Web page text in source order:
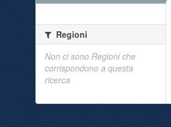
Regioni
Non ci sono Regioni che
corrispondono a questa
ricerca